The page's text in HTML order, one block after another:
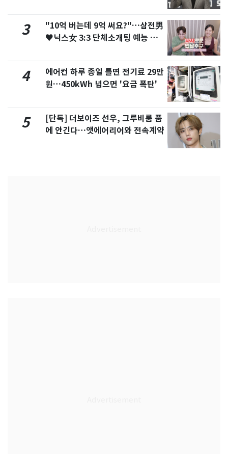
3
"10억 버는데 9억 써요?"…삼전男
♥닉스女 3:3 단체소개팅 예능 화
4
에어컨 하루 종일 틀면 전기료 29만
원…450kWh 넘으면 '요금 폭탄'
5
[단독] 더보이즈 선우, 그루비룸 품
에 안긴다…앳에어리어와 전속계약